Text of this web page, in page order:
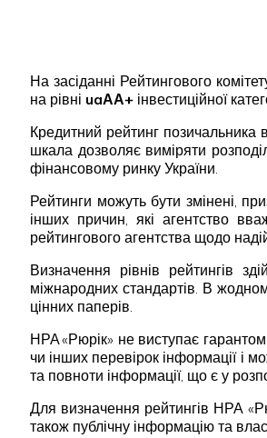
На засіданні Рейтингового
на рівні uaАА+ інвестиційної
Кредитний рейтинг позичальника
шкала дозволяє виміряти
фінансовому ринку України.
Рейтинги можуть бути змінені,
інших причин, які агентство
рейтингового агентства щодо
Визначення рівнів рейтингів
міжнародних стандартів. В
цінних паперів.
НРА «Рюрік» не виступає
чи інших перевірок інформації і
та повноти інформації, що є у
Для визначення рейтингів НРА
також публічну інформацію та